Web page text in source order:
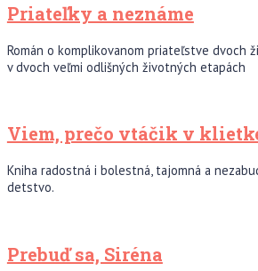
Priateľky a neznáme
Román o komplikovanom priateľstve dvoch
v dvoch veľmi odlišných životných etapách
Viem, prečo vtáčik v
Kniha radostná i bolestná, tajomná a
detstvo.
Prebuď sa, Siréna